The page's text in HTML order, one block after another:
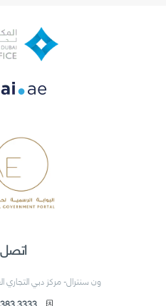
اتصل
ون سنترال- مركز دبي التجاري العالمي